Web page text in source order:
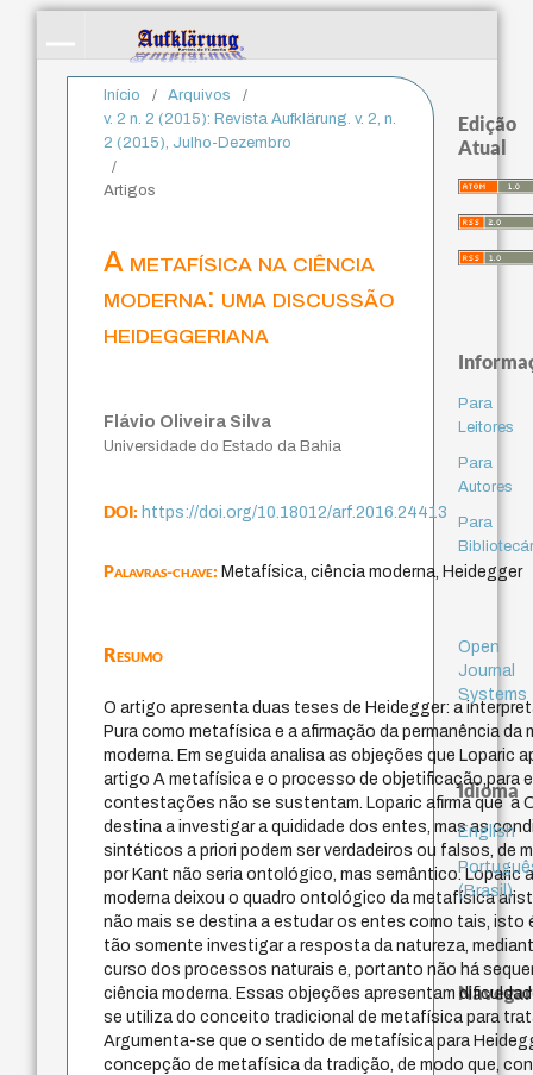
Início / Arquivos
/
v. 2 n. 2 (2015): Revista Aufklärung. v. 2, n.
2 (2015), Julho-Dezembro
/
Artigos
A metafísica na ciência
moderna: uma discussão
heideggeriana
Flávio Oliveira Silva
Universidade do Estado da Bahia
DOI:https://doi.org/10.18012/arf.2016.24413
Palavras-chave:Metafísica, ciência moderna, Heidegger
Resumo
O artigo apresenta duas teses de Heidegger: a
Pura como metafísica e a afirmação da permanência
moderna. Em seguida analisa as objeções que Loparic
artigo A metafísica e o processo de objetificação,para
contestações não se sustentam. Loparic afirma que a
destina a investigar a quididade dos entes, mas as
sintéticos a priori podem ser verdadeiros ou falsos, de
por Kant não seria ontológico, mas semântico. Loparic
moderna deixou o quadro ontológico da metafísica
não mais se destina a estudar os entes como tais, isto
tão somente investigar a resposta da natureza,
curso dos processos naturais e, portanto não há
ciência moderna. Essas objeções apresentam
se utiliza do conceito tradicional de metafísica para
Argumenta-se que o sentido de metafísica para
concepção de metafísica da tradição, de modo que,
Edição
Atual
Para
Leitores
Para
Autores
Para
Open
Journal
Systems
Idioma
English
(Brasil)
Navegar